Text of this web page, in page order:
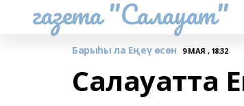
газета "Салауат"
Барыһы ла Еңеү өсөн 9 МАЯ , 18:32
Салауатта